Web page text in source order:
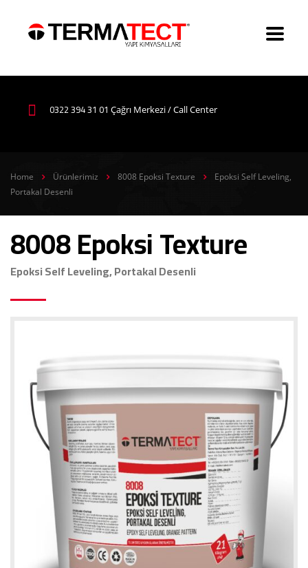
0322 394 31 01 Çağrı Merkezi / Call Center
Home Ürünlerimiz 8008 Epoksi Texture
Epoksi Self Leveling,
Portakal Desenli
8008 Epoksi Texture
Epoksi Self Leveling, Portakal Desenli